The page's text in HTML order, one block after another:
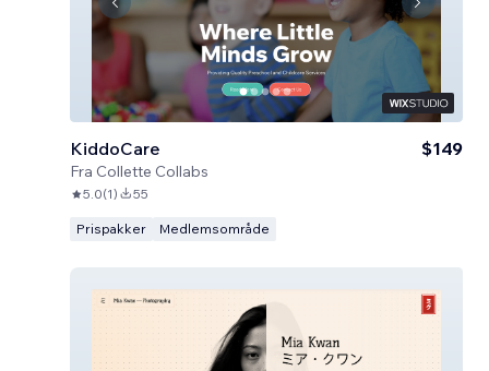
KiddoCare
Fra Collette Collabs
$149
5.0(1) 55
Prispakker Medlemsområde